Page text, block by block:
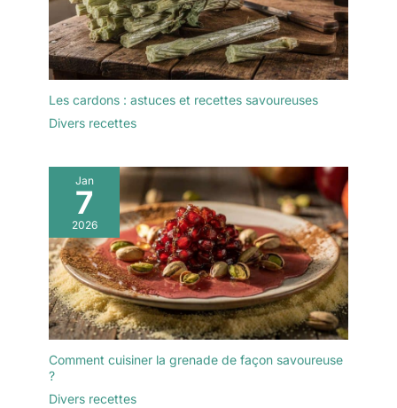
Les cardons : astuces et recettes savoureuses
Divers recettes
Jan
7
2026
Comment cuisiner la grenade de façon savoureuse
?
Divers recettes